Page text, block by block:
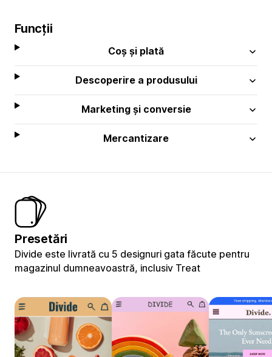
Funcții
Coș și plată
Descoperire a produsului
Marketing și conversie
Mercantizare
Presetări
Divide este livrată cu 5 designuri gata făcute pentru
magazinul dumneavoastră, inclusiv Treat